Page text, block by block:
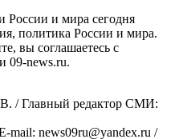
России и мира сегодня
политика России и мира.
вы соглашаетесь с
09-news.ru.
/ Главный редактор СМИ:
mail: news09ru@yandex.ru /